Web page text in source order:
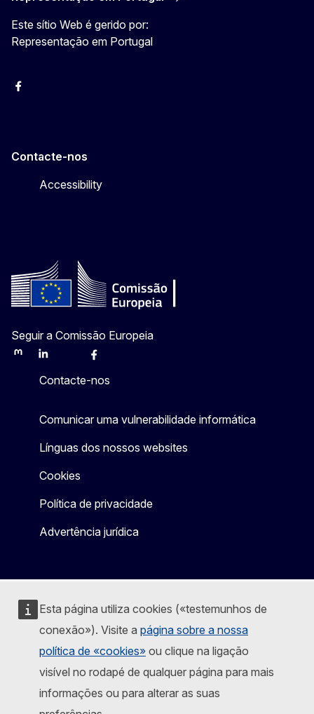
Esta página utiliza cookies («testemunhos de
conexão»). Visite a página sobre a nossa
política de «cookies» ou clique na ligação
visível no rodapé de qualquer página para mais
informações ou para alterar as suas
Este sítio Web é gerido por:
Representação em Portugal
Facebook
Contacte-nos
Accessibility
Seguir a Comissão Europeia
MastodonLinkedInBlueskyFacebook
Contacte-nos
Comunicar uma vulnerabilidade informática
Línguas dos nossos websites
Cookies
Política de privacidade
Advertência jurídica